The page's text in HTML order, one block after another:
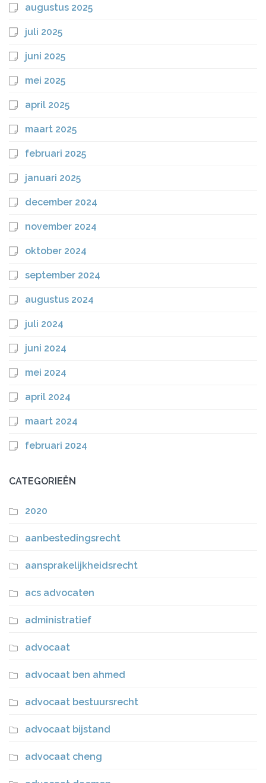
augustus 2025
juli 2025
juni 2025
mei 2025
april 2025
maart 2025
februari 2025
januari 2025
december 2024
november 2024
oktober 2024
september 2024
augustus 2024
juli 2024
juni 2024
mei 2024
april 2024
maart 2024
februari 2024
CATEGORIEËN
2020
aanbestedingsrecht
aansprakelijkheidsrecht
acs advocaten
administratief
advocaat
advocaat ben ahmed
advocaat bestuursrecht
advocaat bijstand
advocaat cheng